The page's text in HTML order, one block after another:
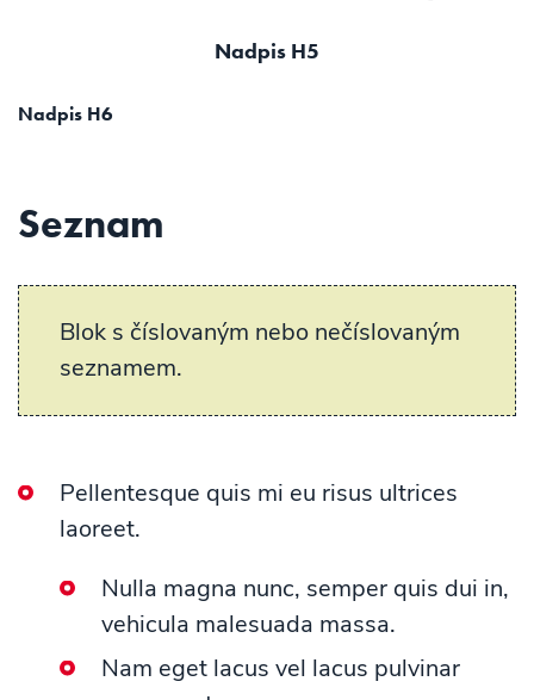
Nadpis H5
Nadpis H6
Seznam
Blok s číslovaným nebo nečíslovaným
seznamem.
Pellentesque quis mi eu risus ultrices
laoreet.
Nulla magna nunc, semper quis dui in,
vehicula malesuada massa.
Nam eget lacus vel lacus pulvinar